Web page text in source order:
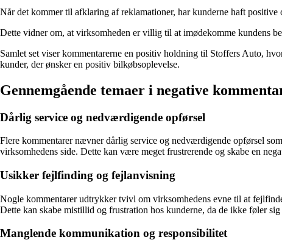
Når det kommer til afklaring af reklamationer, har kunderne haft
Dette vidner om, at virksomheden er villig til at imødekomme kundens
Samlet set viser kommentarerne en positiv holdning til Stoffers Auto,
kunder, der ønsker en positiv bilkøbsoplevelse.
Gennemgående temaer i negative
Dårlig service og nedværdigende opførsel
Flere kommentarer nævner dårlig service og nedværdigende opførsel
virksomhedens side. Dette kan være meget frustrerende og skabe en
Usikker fejlfinding og fejlanvisning
Nogle kommentarer udtrykker tvivl om virksomhedens evne til at
Dette kan skabe mistillid og frustration hos kunderne, da de ikke føler
Manglende kommunikation og responsibilitet